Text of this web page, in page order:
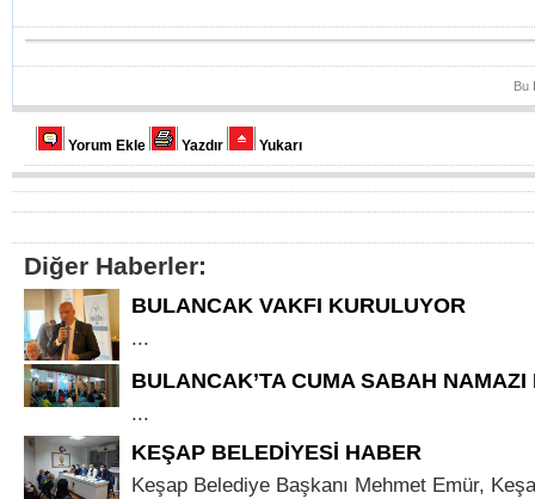
Bu
Yorum Ekle Yazdır Yukarı
Diğer Haberler:
BULANCAK VAKFI KURULUYOR
...
BULANCAK’TA CUMA SABAH
...
KEŞAP BELEDİYESİ HABER
Keşap Belediye Başkanı Mehmet Emür,